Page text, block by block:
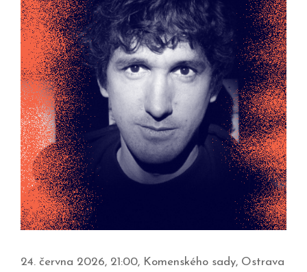
24. června 2026, 21:00, Komenského sady, Ostrava